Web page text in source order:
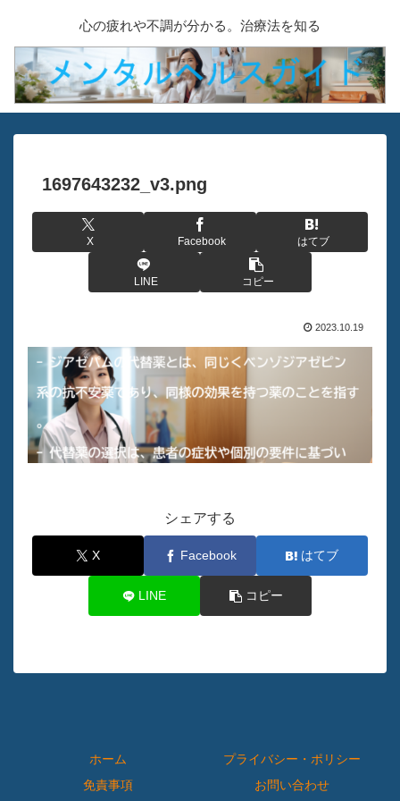
心の疲れや不調が分かる。治療法を知る
1697643232_v3.png
X Facebook はてブ
LINE コピー
2023.10.19
シェアする
X Facebook はてブ
LINE コピー
ホーム
プライバシー・ポリシー
免責事項
お問い合わせ